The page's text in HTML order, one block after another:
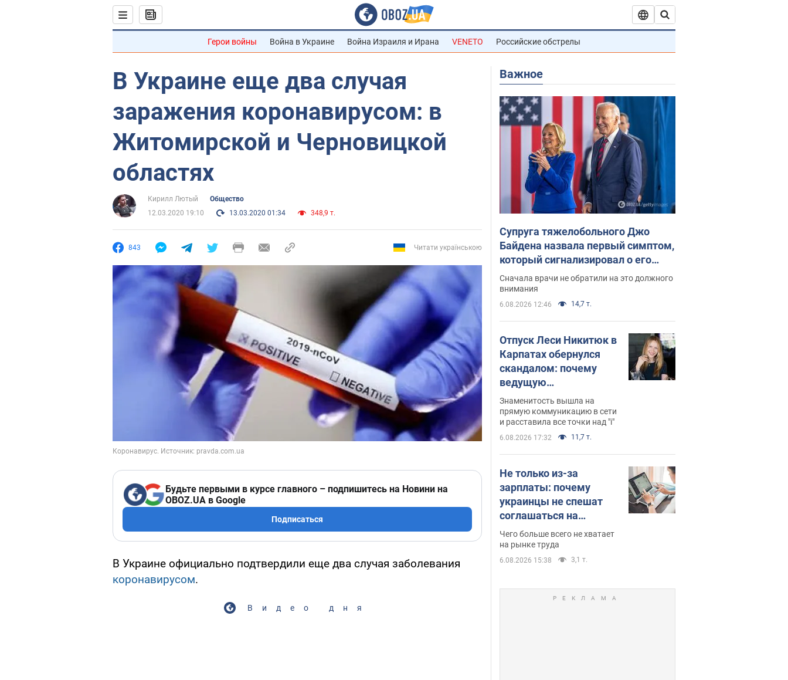
Герои войны Война в Украине Война Израиля и Ирана VENETO Российские обстрелы
В Украине еще два случая
заражения коронавирусом: в
Житомирской и Черновицкой
областях
Кирилл Лютый
Общество
12.03.2020 19:10
13.03.2020 01:34 348,9 т.
843 Читати українською
Будьте первыми в курсе главного – подпишитесь на Новини на
OBOZ.UA в Google
Подписаться
В Украине официально подтвердили еще два случая заболевания
коронавирусом.
Видео дня
Важное
Супруга тяжелобольного Джо
Байдена назвала первый симптом,
который сигнализировал о его
"агрессивном" раке
Сначала врачи не обратили на это должного
внимания
6.08.2026 12:46 14,7 т.
Отпуск Леси Никитюк в
Карпатах обернулся
скандалом: почему
ведущую
несправедливо
захейтили
Знаменитость вышла на
прямую коммуникацию в сети
и расставила все точки над "i"
6.08.2026 17:32 11,7 т.
Не только из-за
зарплаты: почему
украинцы не спешат
соглашаться на
вакансии
Чего больше всего не хватает
на рынке труда
6.08.2026 15:38 3,1 т.